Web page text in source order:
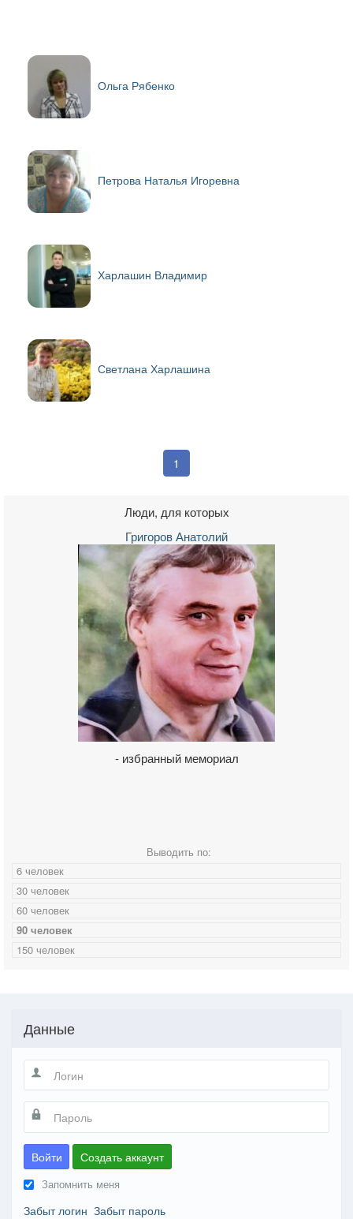
Ольга Рябенко
Петрова Наталья Игоревна
Харлашин Владимир
Светлана Харлашина
1
Люди, для которых
Григоров Анатолий
- избранный мемориал
Выводить по:
6 человек
30 человек
60 человек
90 человек
150 человек
Данные
Войти Создать аккаунт
Запомнить меня
Забыт логин Забыт пароль